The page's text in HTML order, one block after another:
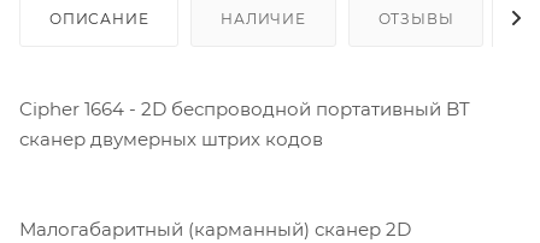
ОПИСАНИЕ НАЛИЧИЕ ОТЗЫВЫ
Cipher 1664 - 2D беспроводной портативный BT
сканер двумерных штрих кодов
Малогабаритный (карманный) сканер 2D